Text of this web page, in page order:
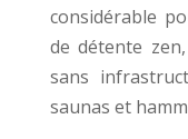
considérable
de détente
sans
saunas et